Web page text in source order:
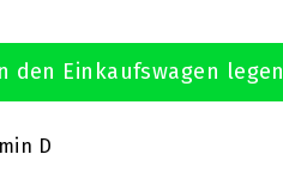
den Einkaufswagen legen
D